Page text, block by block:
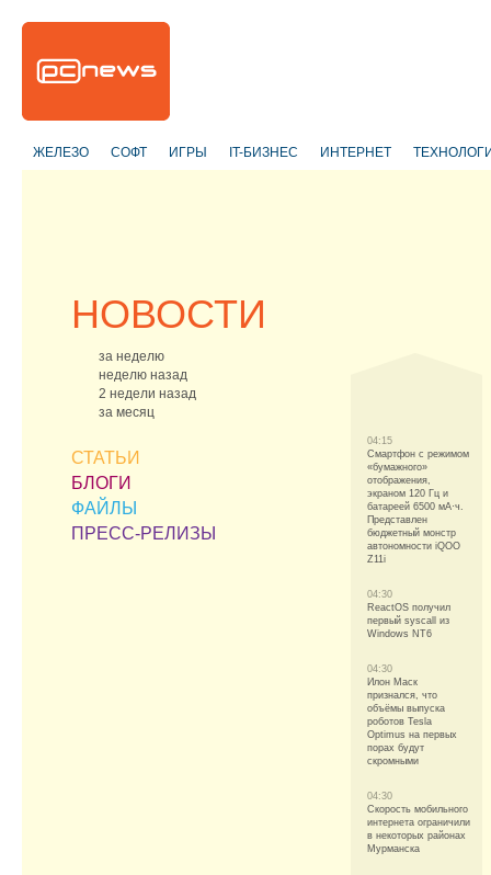
ЖЕЛЕЗО СОФТ ИГРЫ IT-БИЗНЕС ИНТЕРНЕТ
НОВОСТИ
за неделю
неделю назад
2 недели назад
за месяц
СТАТЬИ
БЛОГИ
ФАЙЛЫ
ПРЕСС-РЕЛИЗЫ
04:15
Смартфон с режимом
«бумажного»
отображения,
экраном 120 Гц и
батареей 6500 мА·ч.
Представлен
бюджетный монстр
автономности iQOO
Z11i
04:30
ReactOS получил
первый syscall из
Windows NT6
04:30
Илон Маск
признался, что
объёмы выпуска
роботов Tesla
Optimus на первых
порах будут
скромными
04:30
Скорость мобильного
интернета ограничили
в некоторых районах
Мурманска